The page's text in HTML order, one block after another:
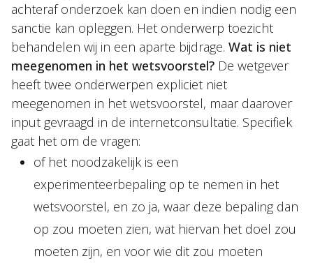
achteraf onderzoek kan doen en indien nodig een
sanctie kan opleggen. Het onderwerp toezicht
behandelen wij in een aparte bijdrage. Wat is niet
meegenomen in het wetsvoorstel? De wetgever
heeft twee onderwerpen expliciet niet
meegenomen in het wetsvoorstel, maar daarover
input gevraagd in de internetconsultatie. Specifiek
gaat het om de vragen:
of het noodzakelijk is een
experimenteerbepaling op te nemen in het
wetsvoorstel, en zo ja, waar deze bepaling dan
op zou moeten zien, wat hiervan het doel zou
moeten zijn, en voor wie dit zou moeten